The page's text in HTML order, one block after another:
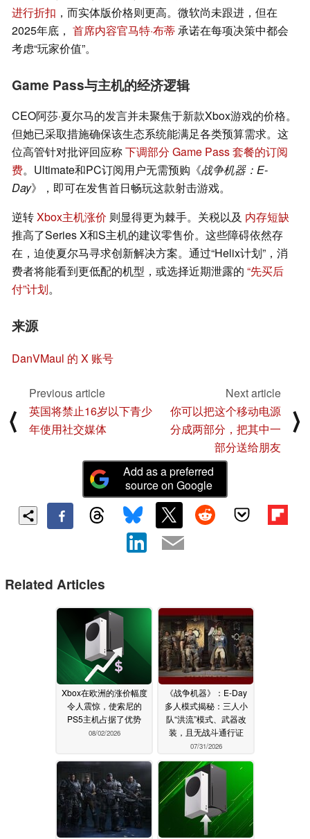
进行折扣 ，而实体版价格则更高。微软尚未跟进，但在
2025年底， 首席内容官马特·布蒂承诺在每项决策中都会
考虑“玩家价值”。
Game Pass与主机的经济逻辑
CEO阿莎·夏尔马的发言并未聚焦于新款Xbox游戏的价格。
但她已采取措施确保该生态系统能满足各类预算需求。这
位高管针对批评回应称下调部分 Game Pass 套餐的订阅
费。Ultimate和PC订阅用户无需预购《战争机器：E-
Day》，即可在发售首日畅玩这款射击游戏。
逆转Xbox主机涨价 则显得更为棘手。关税以及 内存短缺
推高了Series X和S主机的建议零售价。这些障碍依然存
在，迫使夏尔马寻求创新解决方案。通过“Helix计划”，消
费者将能看到更低配的机型，或选择近期泄露的 “先买后
付”计划。
来源
DanVMaul 的 X 账号
⟨
Previous article
英国将禁止16岁以下青少
年使用社交媒体
Next article
你可以把这个移动电源
分成两部分，把其中一
部分送给朋友
⟩
Add as a preferred
source on Google
Related Articles
Xbox在欧洲的涨价幅度
令人震惊，使索尼的
PS5主机占据了优势
08/02/2026
《战争机器》：E-Day
多人模式揭秘：三人小
队“洪流”模式、武器改
装，且无战斗通行证
07/31/2026